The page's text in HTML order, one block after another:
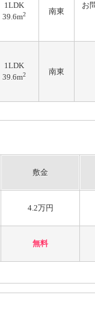
1LDK
39.6m2 南東
お
1LDK
39.6m2 南東
敷金
4.2万円
無料